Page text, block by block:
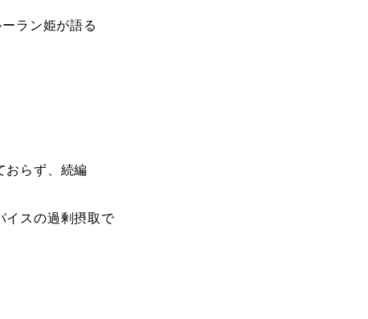
ラン姫が語る
おらず、続編
イスの過剰摂取で